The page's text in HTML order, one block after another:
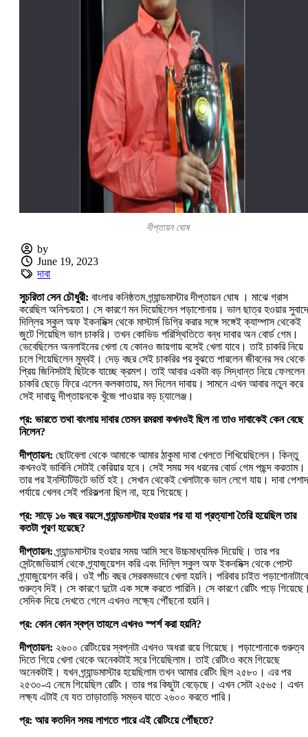
দীপ্তায়ন ঘোষ
by
June 19, 2023
দাবা
সুচরিতা সেন চৌধুরী: বাংলার কনিষ্ঠতম গ্র্যান্ডমাস্টার দীপ্তায়ন ঘোষ । মাঝে গ্রাস
করেছিল অনিশ্চয়তা। সে কারণে মন দিয়েছিলেন পড়াশোনায়। ভাল ছাত্র হওয়ার সুবাদে
দিল্লির স্কুল অফ ইকনমিক্স থেকে মাস্টার্স ডিগ্রি করার সঙ্গে সঙ্গেই ক্যাম্পাস থেকেই
জুটে গিয়েছিল ভাল চাকরি। তখন কোভিড পরিস্থিতিতে বন্ধ দাবার অন বোর্ড গেম।
ভেবেছিলেন অনলাইনের খেলা যে কোনও জায়গায় বসেই খেলা যাবে। তাই চাকরি নিয়ে
চলে গিয়েছিলেন মুম্বই। দেড় বছর সেই চাকরির পর বুঝতে পারলেন জীবনের সব থেকে
প্রিয় জিনিসটাই ছিটকে যাচ্ছে ক্রমশ। তাই আবার একটা বড় সিদ্ধান্ত নিয়ে
চাকরি ছেড়ে ফিরে এলেন কলকাতায়, মন দিলেন দাবায়। সামনে এখন আবার নতুন করে
সেই দাবাড়ু দীপ্তায়নকে খুঁজে পাওয়ার বড় চ্যালেঞ্জ।
প্র: ভারতে তথা বাংলায় দাবার তেমন রমরমা কখনওই ছিল না তাও দাবাকেই কেন বেছে
নিলেন?
দীপ্তায়ন: ছোটবেলা থেকে আমাকে আমার ঠাকুমা দাবা খেলতে শিখিয়েছিলেন। কি‌ন্তু
কখনওই ভাবিনি সেটাই কেরিয়ার হবে। সেই সময় সব ধরনের বোর্ড গেম পছন্দ করতাম।
তার পর ইনস্টিটিউটে ভর্তি হই। সেখান থেকেই খেলাটাকে ভাল লেগে যায়। দাবা‌
পর্যায়ে খেলব সেই পরিকল্পনা ছিল না, হয়ে গিয়েছে।
প্র: সাড়ে ১৬ বছর বয়সে গ্র্যান্ডমাস্টার হওয়ার পর যা যা প্রত্যাশা তৈরি হয়েছিল তার
কতটা পূরণ হয়েছে?
দীপ্তায়ন:গ্র্যান্ডমাস্টার হওয়ার সময় আমি সবে উচ্চমাধ্যমিক দিয়েছি। তার পর
সেন্টজেভিয়ার্স থেকে গ্র্যাজুয়েশন করি এবং দিল্লি স্কুল অফ ইকনমিক্স থেকে পোস্ট
গ্র্যাজুয়েশন করি। ওই পাঁচ বছর সেরকমভাবে খেলা হয়‌নি। পরিবার চাইত
গুরুত্ব দিই। সে কারণে দুটো এক সঙ্গে করতে পারিনি। সে কারণে রেটিং পড়ে
সেদিক দিয়ে দেখতে গেলে এখনও লক্ষ্যে পৌঁছনো হয়নি।
প্র: কোন কোন স্বপ্ন তাহলে এখনও স্পর্শ করা হয়নি?
দীপ্তায়ন: ২৬০০ রেটিংয়ের স্বপ্নটা এখনও অধরা রয়ে গিয়েছে। পড়াশোনাকে গুরুত্ব
দিতে গিয়ে খেলা থেকে অনেকটাই সরে গিয়েছিলাম। তাই রেটিংও কমে গিয়েছে
অনেকটাই। যখন গ্র্যান্ডমাস্টার হয়েছিলাম তখন আমার রেটিং ছিল ২৫৮০। এর পর
২৫৩০-এ নেমে গিয়েছিল রেটিং। তার পর কিছুটা বেড়েছে। এখন সেটা ২৫৬৫। এখন
লক্ষ্য এটাই যে যত তাড়াতাড়ি সম্ভব যাতে ২৬০০ করতে পারি।
প্র: আর কতদিন সময় লাগতে পারে এই রেটিংয়ে পৌঁছতে?